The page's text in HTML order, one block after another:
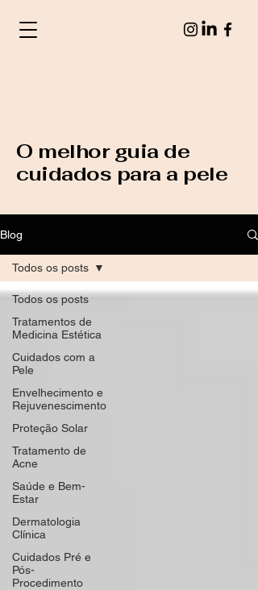
O melhor guia de
cuidados para a pele
Blog
Todos os posts
Tratamentos de
Medicina Estética
Cuidados com a
Pele
Envelhecimento e
Rejuvenescimento
Proteção Solar
Tratamento de
Acne
Saúde e Bem-
Estar
Dermatologia
Clínica
Cuidados Pré e
Pós-
Procedimento
Todos os posts